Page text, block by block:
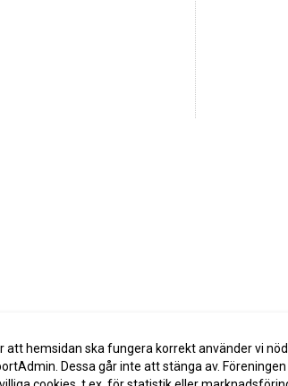
att hemsidan ska fungera korrekt använder vi
Dessa går inte att stänga av.